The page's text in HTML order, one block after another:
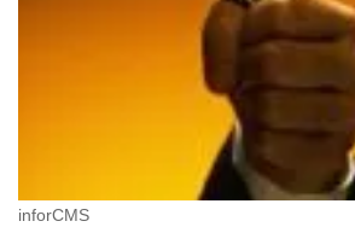
inforCMS